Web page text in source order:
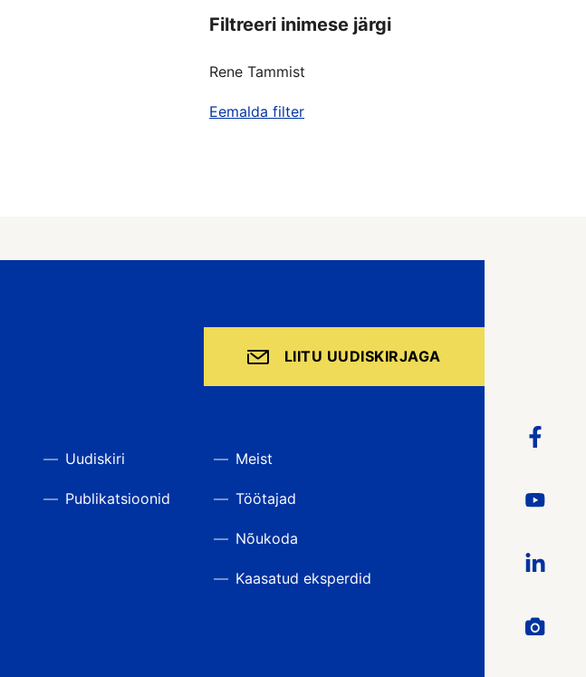
Filtreeri inimese järgi
Rene Tammist
Eemalda filter
LIITU UUDISKIRJAGA
Uudiskiri
Publikatsioonid
Meist
Töötajad
Nõukoda
Kaasatud eksperdid